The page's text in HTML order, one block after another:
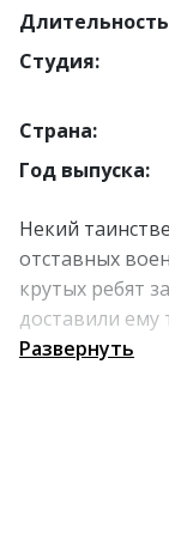
Студия:
Страна:
Год выпуска:
Некий
отставных
крутых ребят
доставили ему
одной стороны,
Развернуть